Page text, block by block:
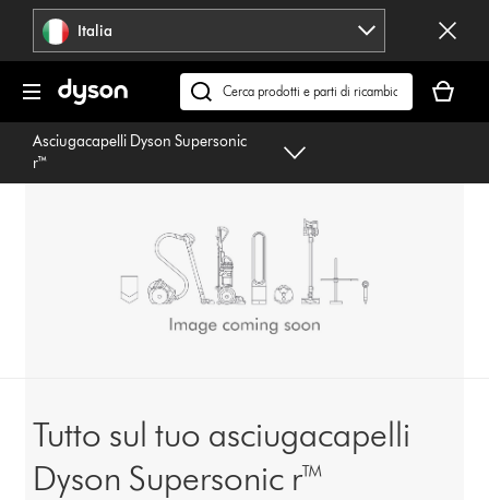
navigazione Italia
Cerca
su
dyson.it
carrello
è
Asciugacapelli Dyson Supersonic
r™
Tutto sul tuo asciugacapelli
Dyson Supersonic r™